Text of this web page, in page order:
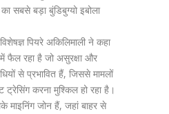
सबसे बड़ा बुंडिबुग्यो इबोला
पियरे अकिलिमाली ने कहा
फैल रहा है जो असुरक्षा और
से प्रभावित हैं, जिससे मामलों
ट्रेसिंग करना मुश्किल हो रहा है।
माइनिंग जोन हैं, जहां बाहर से